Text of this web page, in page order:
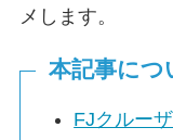
メします。
本記事につ
FJクルー